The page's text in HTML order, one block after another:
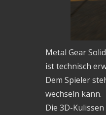
Metal Gear
ist technisch
Dem Spieler
wechseln kann.
Die 3D-